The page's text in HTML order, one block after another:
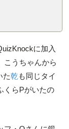
に加入
こうちゃんから
た乾 も同じタイ
くらPがいたの